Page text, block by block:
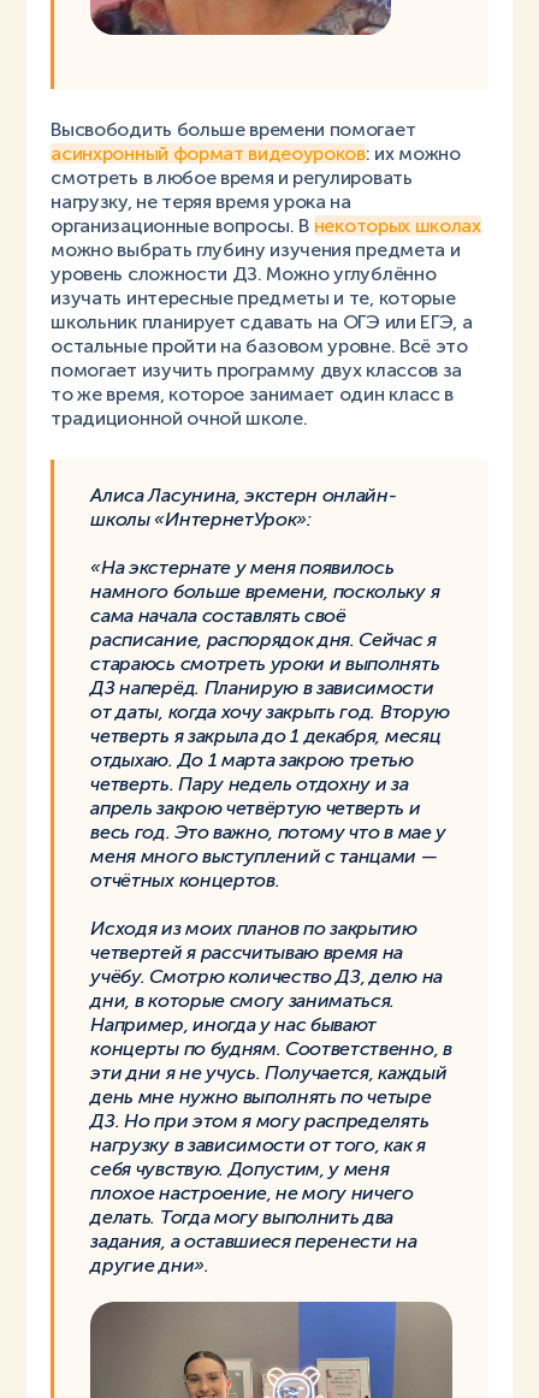
Высвободить больше времени помогает
асинхронный формат видеоуроков: их можно
смотреть в любое время и регулировать
нагрузку, не теряя время урока на
организационные вопросы. В некоторых школах
можно выбрать глубину изучения предмета и
уровень сложности ДЗ. Можно углублённо
изучать интересные предметы и те, которые
школьник планирует сдавать на ОГЭ или ЕГЭ, а
остальные пройти на базовом уровне. Всё это
помогает изучить программу двух классов за
то же время, которое занимает один класс в
традиционной очной школе.
Алиса Ласунина, экстерн онлайн-
школы «ИнтернетУрок»:
«На экстернате у меня появилось
намного больше времени, поскольку я
сама начала составлять своё
расписание, распорядок дня. Сейчас я
стараюсь смотреть уроки и выполнять
ДЗ наперёд. Планирую в зависимости
от даты, когда хочу закрыть год. Вторую
четверть я закрыла до 1 декабря, месяц
отдыхаю. До 1 марта закрою третью
четверть. Пару недель отдохну и за
апрель закрою четвёртую четверть и
весь год. Это важно, потому что в мае у
меня много выступлений с танцами —
отчётных концертов.
Исходя из моих планов по закрытию
четвертей я рассчитываю время на
учёбу. Смотрю количество ДЗ, делю на
дни, в которые смогу заниматься.
Например, иногда у нас бывают
концерты по будням. Соответственно, в
эти дни я не учусь. Получается, каждый
день мне нужно выполнять по четыре
ДЗ. Но при этом я могу распределять
нагрузку в зависимости от того, как я
себя чувствую. Допустим, у меня
плохое настроение, не могу ничего
делать. Тогда могу выполнить два
задания, а оставшиеся перенести на
другие дни».